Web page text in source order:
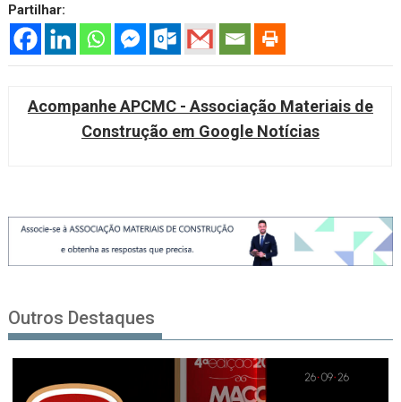
Partilhar:
Acompanhe APCMC - Associação Materiais de
Construção em Google Notícias
Outros Destaques